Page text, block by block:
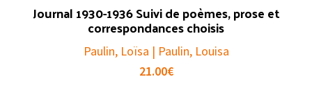
Journal 1930-1936 Suivi de poèmes, prose et
correspondances choisis
Paulin, Loïsa | Paulin, Louisa
21.00€